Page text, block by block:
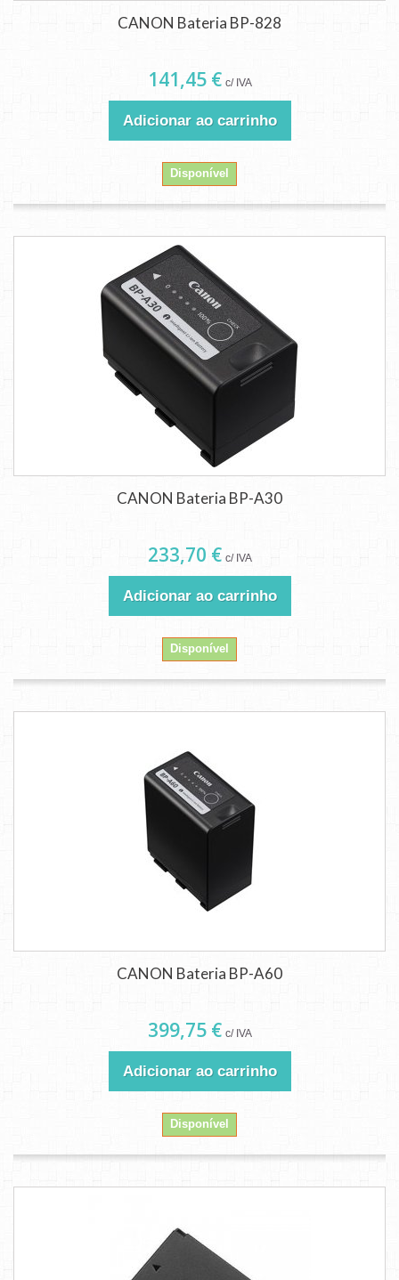
CANON Bateria BP-828
141,45 € c/ IVA
Adicionar ao carrinho
Disponível
CANON Bateria BP-A30
233,70 € c/ IVA
Adicionar ao carrinho
Disponível
CANON Bateria BP-A60
399,75 € c/ IVA
Adicionar ao carrinho
Disponível